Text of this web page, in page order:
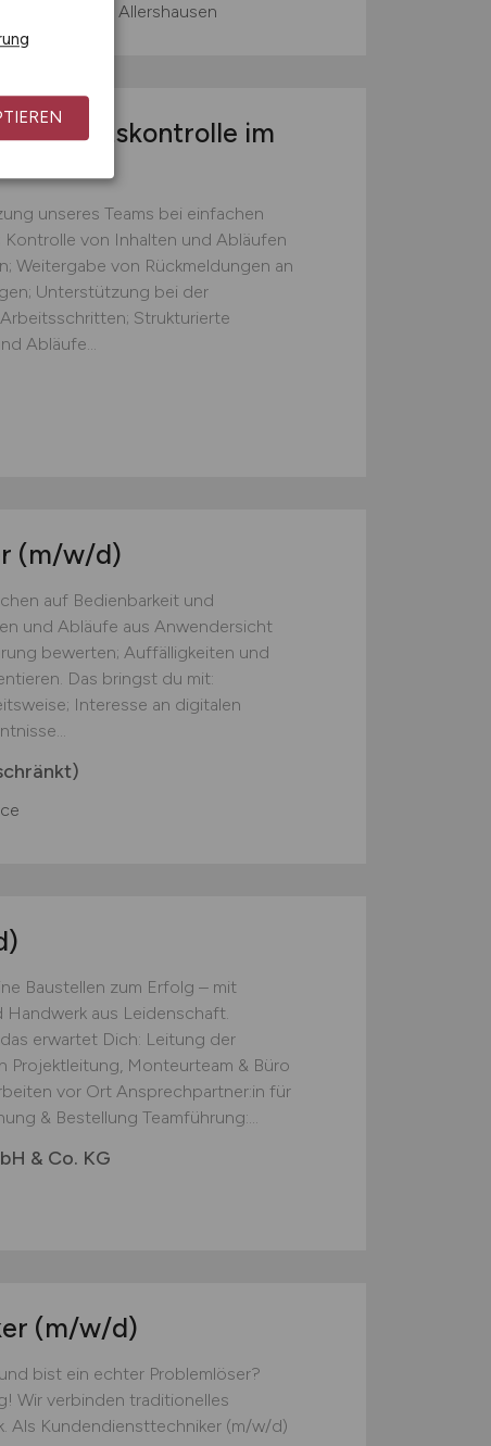
Office, Allershausen
Qualitätskontrolle im
unseres Teams bei einfachen
von Inhalten und Abläufen
Weitergabe von Rückmeldungen an
Unterstützung bei der
Strukturierte
Abläufe...
(m/w/d)
auf Bedienbarkeit und
und Abläufe aus Anwendersicht
bewerten; Auffälligkeiten und
Das bringst du mit:
Interesse an digitalen
Baustellen zum Erfolg – mit
aus Leidenschaft.
erwartet Dich: Leitung der
Projektleitung, Monteurteam & Büro
vor Ort Ansprechpartner:in für
& Bestellung Teamführung:...
& Co. KG
(m/w/d)
bist ein echter Problemlöser?
Wir verbinden traditionelles
Als Kundendiensttechniker (m/w/d)